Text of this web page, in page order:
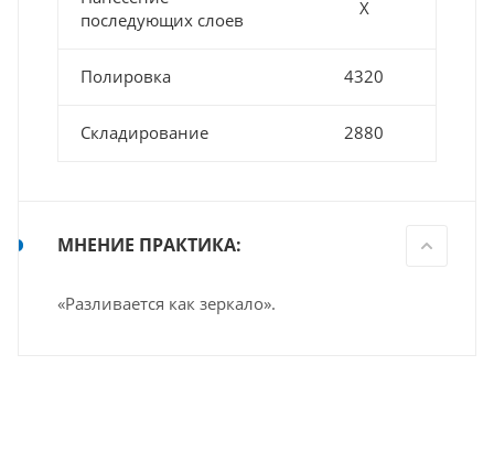
последующих слоев
Х
Полировка 4320
Складирование 2880
МНЕНИЕ ПРАКТИКА:
«Разливается как зеркало».